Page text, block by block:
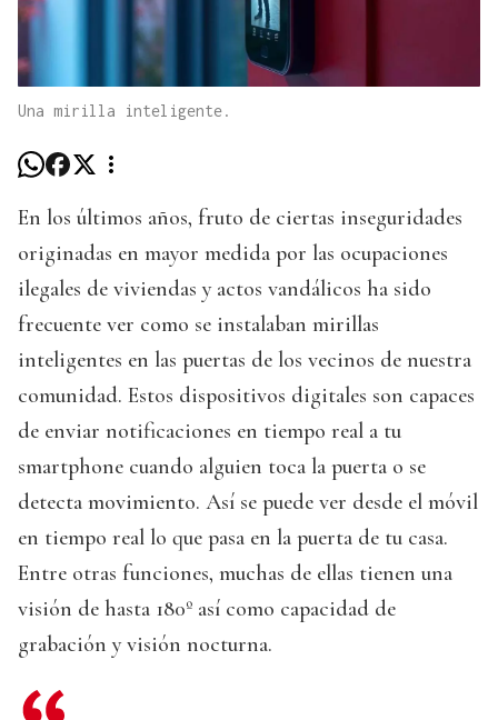
Una mirilla inteligente.
En los últimos años, fruto de ciertas inseguridades
originadas en mayor medida por las ocupaciones
ilegales de viviendas y actos vandálicos ha sido
frecuente ver como se instalaban mirillas
inteligentes en las puertas de los vecinos de nuestra
comunidad. Estos dispositivos digitales son capaces
de enviar notificaciones en tiempo real a tu
smartphone cuando alguien toca la puerta o se
detecta movimiento. Así se puede ver desde el móvil
en tiempo real lo que pasa en la puerta de tu casa.
Entre otras funciones, muchas de ellas tienen una
visión de hasta 180º así como capacidad de
grabación y visión nocturna.